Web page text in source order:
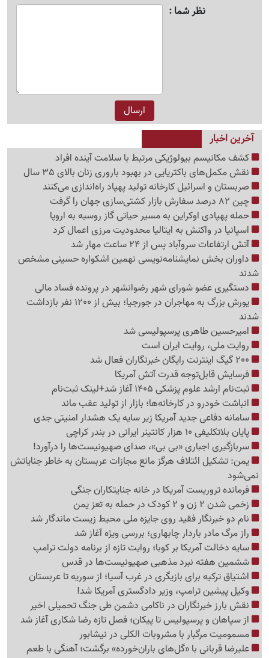
نظر شما
آخرین اخبار
کشف مکانیسم بیولوژیکی مرتبط با سلامت آینده افراد
نقش مکمل‌های باکتریایی در بهبود باروری زنان بالای 35 سال
صربستان و اسرائیل کارخانه تولید پهپاد راه‌اندازی می‌کنند
چین 82 درصد سفارش بازار کشتی‌سازی جهان را گرفت
حمله پهپادی اوکراین به مسیر حیاتی گاز روسیه به اروپا
اسپانیا در واکنش به ایتالیا محدودیت مرزی اعمال کرد
آتش ارتفاعات سروآباد پس از 24 ساعت مهار شد
داوران بخش نمایشنامه‌نویسی نهمین اشکواره حسینی مشخص
شدند
دستگیری عضو شورای شهر رضوانشهر در پرونده فساد مالی
یورش بزرگ به مهاجران در جورجیا؛ بیش از 1200 نفر بازداشت
شدند
امیرحسین طاهری پرسپولیسی شد
روایت ملی، روایت ایران است
فرسایش قابل‌توجه قدرت آتش آمریکا
ثبت‌نام ارشد علوم پزشکی 1405 آغاز شد+لینک ثبت‌نام
انباشت خودرو در کارخانه‌ها؛ بازار از تولید عقب ماند
سامانه دفاعی جدید آمریکا زیر سایه یک هشدار امنیتی جدی
پایان بلاتکلیفی 10 هزار کانتینر ایرانی در بندر کراچی
سربازگیری اجباری «بی بی»، صدای صهیونیست‌ها را درآورد!
یمن: تشکیل ائتلاف هرگز مانع مجازات عربستان به خاطر جنایاتش
نمی‌شود
فرمانده تروریست آمریکا در خانه جنایتکاران جنگی
زخمی شدن 2 زن و 2 کودک در حمله به تعز یمن
نام دو خبرنگار فقید روی جایزه ملی محیط زیست ماندگار شد
راز مرگ مادر باردار چابهاری؛ بررسی ویژه آغاز شد
سایه دخالت آمریکا بر کوبا؛ روایت تازه از برنامه دولت ترامپ
ششمین هفته نبرد مذهبی صهیونیست‌ها در قدس
اشتیاق ترکیه برای بازیگری در غرب آسیا؛ از سوریه تا عربستان
وکیل پیشین ترامپ، وزیر دادگستری آمریکا شد!
نقش بارز خبرنگاران در ناکامی دشمن طی جنگ تحمیلی اخیر
از سپاهان و پرسپولیس تا پیکان؛ فصل تازه رضا شکاری آغاز شد
مسمومیت مرگبار با مشروبات الکلی در نیشابور
علیرضا قربانی با «گل‌های باران‌خورده» برگشت؛ آهنگی با طعم